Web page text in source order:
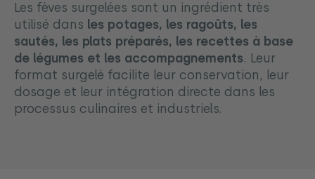
Les fèves surgelées sont un ingrédient très
utilisé dans les potages, les ragoûts, les
sautés, les plats préparés, les recettes à base
de légumes et les accompagnements. Leur
format surgelé facilite leur conservation, leur
dosage et leur intégration directe dans les
processus culinaires et industriels.